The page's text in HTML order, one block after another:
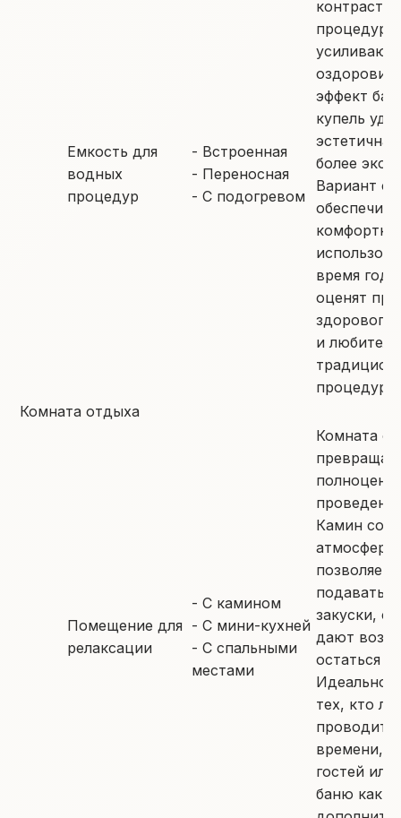
Емкость для
водных
процедур
- Встроенная
- Переносная
- С подогревом
эффект
купель
эстетична,
более
Вариант с
время
оценят
здорового
и любители
процедур.
Комната отдыха
Помещение для
релаксации
- С камином
- С мини-кухней
- С спальными
местами
Комната
Камин
позволяет
подавать
закуски,
дают
остаться
Идеально
тех, кто
проводить
времени,
гостей или
баню как